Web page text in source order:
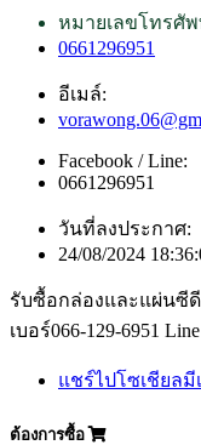
หมายเลขโทรศั
0661296951
อีเมล์:
Facebook / Line:
0661296951
วันที่ลงประกาศ:
24/08/2024
รับซื้อกล่องและแผ่นซี
เบอร์066-129-6951
แชร์ไปโซเชียลมี
ต้องการซื้อ